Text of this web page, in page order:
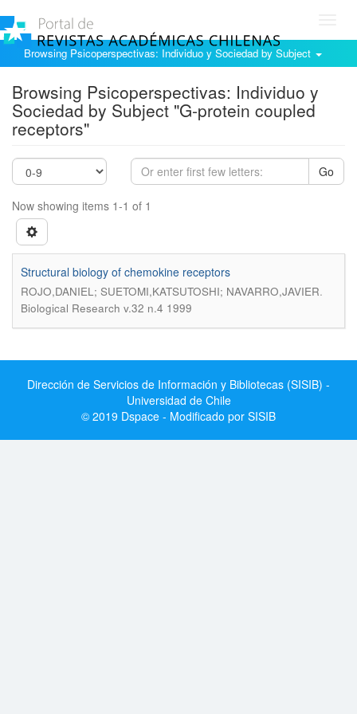
Browsing Psicoperspectivas: Individuo y Sociedad by Subject
Browsing Psicoperspectivas: Individuo y
Sociedad by Subject "G-protein coupled
receptors"
Go
Now showing items 1-1 of 1
Structural biology of chemokine receptors
ROJO,DANIEL; SUETOMI,KATSUTOSHI; NAVARRO,JAVIER.
Biological Research v.32 n.4 1999
Dirección de Servicios de Información y Bibliotecas (SISIB) -
Universidad de Chile
© 2019 Dspace - Modificado por SISIB